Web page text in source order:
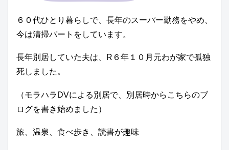
６０代ひとり暮らしで、長年のスーパー勤務をやめ、
今は清掃パートをしています。
長年別居していた夫は、R６年１０月元わが家で孤独
死しました。
（モラハラDVによる別居で、別居時からこちらのブ
ログを書き始めました）
旅、温泉、食べ歩き、読書が趣味